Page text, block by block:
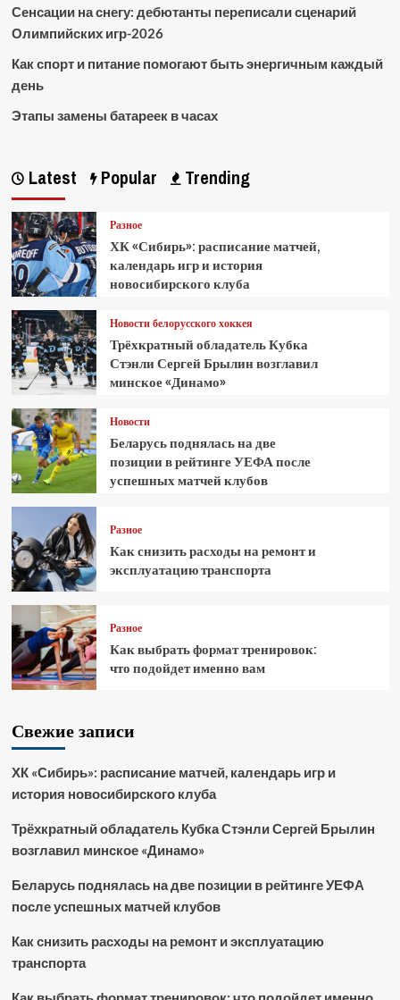
Сенсации на снегу: дебютанты переписали сценарий
Олимпийских игр-2026
Как спорт и питание помогают быть энергичным каждый
день
Этапы замены батареек в часах
Latest Popular Trending
Разное
ХК «Сибирь»: расписание матчей,
календарь игр и история
новосибирского клуба
Новости белорусского хоккея
Трёхкратный обладатель Кубка
Стэнли Сергей Брылин возглавил
минское «Динамо»
Новости
Беларусь поднялась на две
позиции в рейтинге УЕФА после
успешных матчей клубов
Разное
Как снизить расходы на ремонт и
эксплуатацию транспорта
Разное
Как выбрать формат тренировок:
что подойдет именно вам
Свежие записи
ХК «Сибирь»: расписание матчей, календарь игр и
история новосибирского клуба
Трёхкратный обладатель Кубка Стэнли Сергей Брылин
возглавил минское «Динамо»
Беларусь поднялась на две позиции в рейтинге УЕФА
после успешных матчей клубов
Как снизить расходы на ремонт и эксплуатацию
транспорта